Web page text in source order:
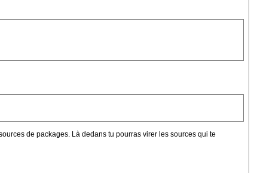
de packages. Là dedans tu pourras virer les sources qui te